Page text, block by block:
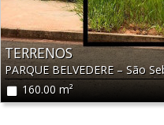
TERRENOS
PARQUE BELVEDERE–São
160.00 m²